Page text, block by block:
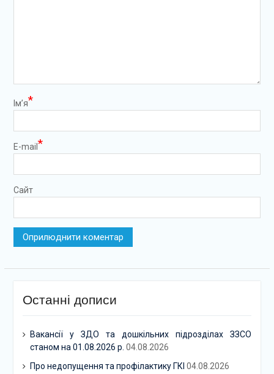
Ім’я*
E-mail *
Сайт
Останні дописи
Вакансії у ЗДО та дошкільних підрозділах ЗЗСО
станом на 01.08.2026 р. 04.08.2026
Про недопущення та профілактику ГКІ 04.08.2026